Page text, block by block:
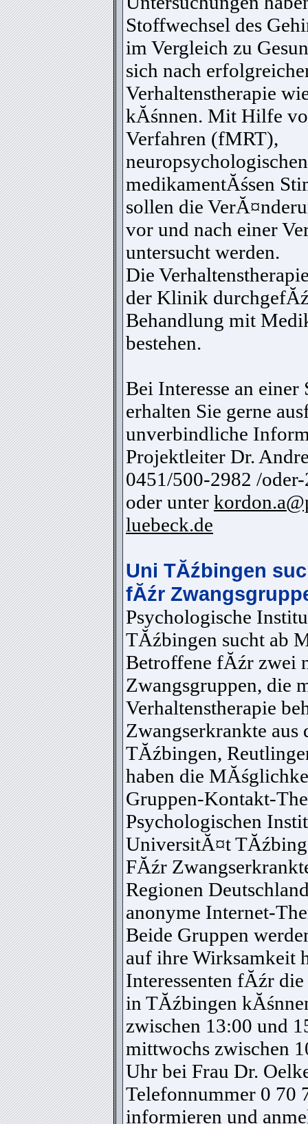
Stoffwechsel des
im Vergleich zu
sich nach
Verhaltenstherapie
kĂśnnen. Mit Hilfe
Verfahren (fMRT),
medikamentĂśsen
sollen die
vor und nach einer
untersucht werden.
Die
der Klinik
Behandlung mit
bestehen.
Bei Interesse an
erhalten Sie gerne
unverbindliche
Projektleiter Dr.
0451/500-2982 /
oder unter
luebeck.de
Uni TĂźbingen
fĂźr
Psychologische
TĂźbingen sucht ab
Betroffene fĂźr zwei
Zwangsgruppen, die
Verhaltenstherapie
Zwangserkrankte aus
TĂźbingen,
haben die
Gruppen-Kontakt-
Psychologischen
UniversitĂ¤t
FĂźr
Regionen
anonyme Internet-
Beide Gruppen
auf ihre Wirksamkeit
Interessenten fĂźr
in TĂźbingen
zwischen 13:00 und
mittwochs zwischen
Uhr bei Frau Dr.
Telefonnummer 0 70
informieren und